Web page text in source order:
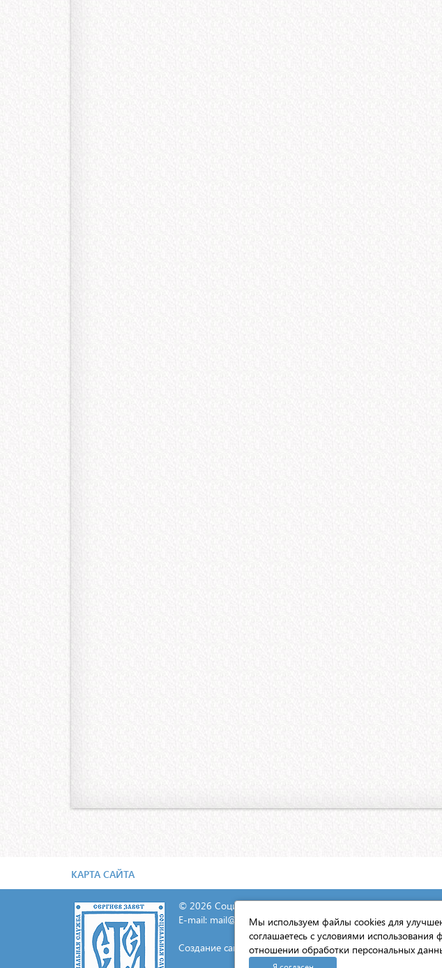
КАРТА САЙТА
© 2026 Социальная служба Свято-Троицкой Сергиевой
E-mail: mail@lavra.tv
Создание сайта - «Экспресс-Интернет».
Мы используем файлы cookies для
соглашаетесь с условиями
отношении обработки персональных